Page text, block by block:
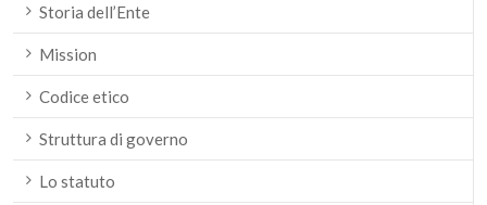
Storia dell’Ente
Mission
Codice etico
Struttura di governo
Lo statuto